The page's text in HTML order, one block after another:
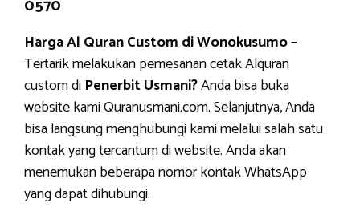
0570
Harga Al Quran Custom di Wonokusumo –
Tertarik melakukan pemesanan cetak Alquran
custom di Penerbit Usmani?Anda bisa buka
website kami Quranusmani.com. Selanjutnya, Anda
bisa langsung menghubungi kami melalui salah satu
kontak yang tercantum di website. Anda akan
menemukan beberapa nomor kontak WhatsApp
yang dapat dihubungi.